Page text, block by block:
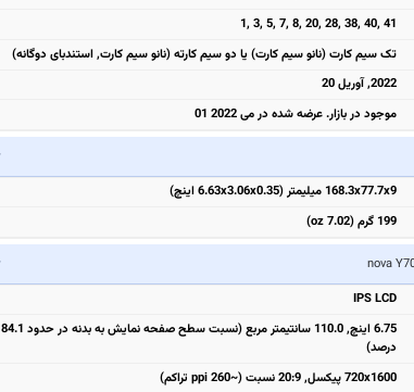
1, 3, 5, 7, 8, 20, 28, 38, 40, 41
تک سیم کارت (نانو سیم کارت) یا دو سیم کارته (نانو سیم کارت, استندبای دوگانه)
2022, آوریل 20
موجود در بازار. عرضه شده در می 2022 01
168.3x77.7x9 میلیمتر (6.63x3.06x0.35 اینچ)
199 گرم (7.02 oz)
IPS LCD
6.75 اینچ, 110.0 سانتیمتر مربع (نسبت سطح صفحه نمایش به بدنه در حدود 84.1
درصد)
720x1600 پیکسل, 20:9 نسبت (~260 ppi تراکم)